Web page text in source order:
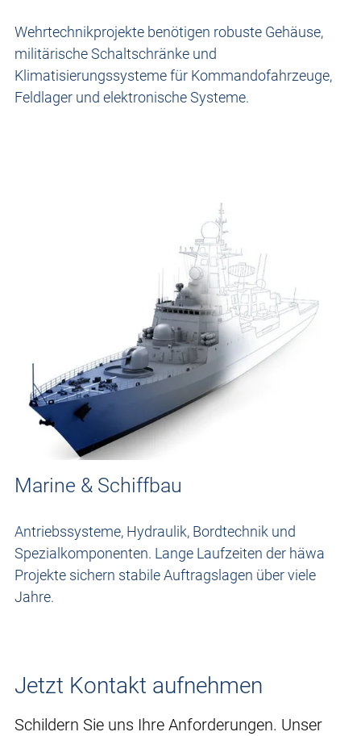
Wehrtechnikprojekte benötigen robuste Gehäuse,
militärische Schaltschränke und
Klimatisierungssysteme für Kommandofahrzeuge,
Feldlager und elektronische Systeme.
Marine & Schiffbau
Antriebssysteme, Hydraulik, Bordtechnik und
Spezialkomponenten. Lange Laufzeiten der häwa
Projekte sichern stabile Auftragslagen über viele
Jahre.
Jetzt Kontakt aufnehmen
Schildern Sie uns Ihre Anforderungen. Unser